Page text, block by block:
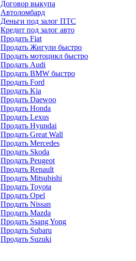
Договор выкупа
Автоломбард
Деньги под залог ПТС
Кредит под залог авто
Продать Fiat
Продать Жигули быстро
Продать мотоцикл быстро
Продать Audi
Продать BMW быстро
Продать Ford
Продать Kia
Продать Daewoo
Продать Honda
Продать Lexus
Продать Hyundai
Продать Great Wall
Продать Mercedes
Продать Skoda
Продать Peugeot
Продать Renault
Продать Mitsubishi
Продать Toyota
Продать Opel
Продать Nissan
Продать Mazda
Продать Ssang Yong
Продать Subaru
Продать Suzuki